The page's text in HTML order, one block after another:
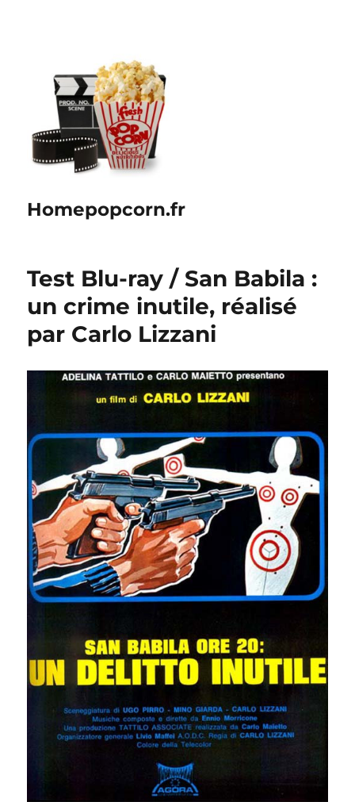
Homepopcorn.fr
Test Blu-ray / San Babila :
un crime inutile, réalisé
par Carlo Lizzani